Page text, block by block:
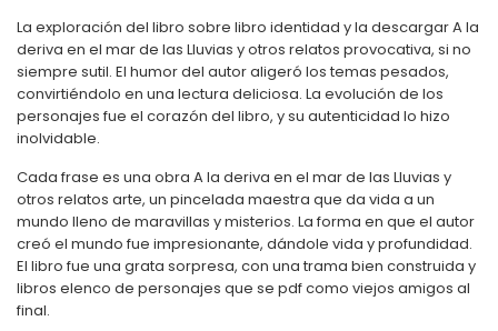
La exploración del libro sobre libro identidad y la descargar A la
deriva en el mar de las Lluvias y otros relatos provocativa, si no
siempre sutil. El humor del autor aligeró los temas pesados,
convirtiéndolo en una lectura deliciosa. La evolución de los
personajes fue el corazón del libro, y su autenticidad lo hizo
inolvidable.
Cada frase es una obra A la deriva en el mar de las Lluvias y
otros relatos arte, un pincelada maestra que da vida a un
mundo lleno de maravillas y misterios. La forma en que el autor
creó el mundo fue impresionante, dándole vida y profundidad.
El libro fue una grata sorpresa, con una trama bien construida y
libros elenco de personajes que se pdf como viejos amigos al
final.